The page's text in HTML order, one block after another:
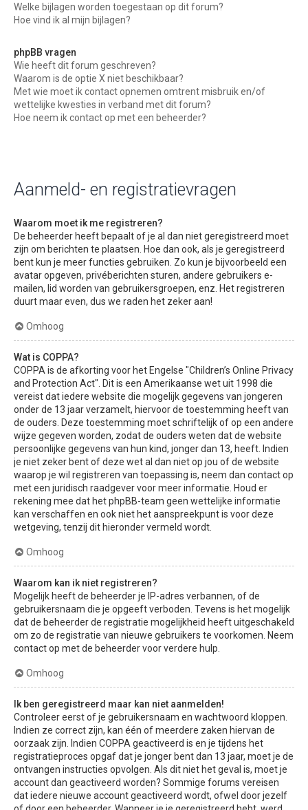
Welke bijlagen worden toegestaan op dit forum?
Hoe vind ik al mijn bijlagen?
phpBB vragen
Wie heeft dit forum geschreven?
Waarom is de optie X niet beschikbaar?
Met wie moet ik contact opnemen omtrent misbruik en/of
wettelijke kwesties in verband met dit forum?
Hoe neem ik contact op met een beheerder?
Aanmeld- en registratievragen
Waarom moet ik me registreren?
De beheerder heeft bepaalt of je al dan niet geregistreerd moet
zijn om berichten te plaatsen. Hoe dan ook, als je geregistreerd
bent kun je meer functies gebruiken. Zo kun je bijvoorbeeld een
avatar opgeven, privéberichten sturen, andere gebruikers e-
mailen, lid worden van gebruikersgroepen, enz. Het registreren
duurt maar even, dus we raden het zeker aan!
Omhoog
Wat is COPPA?
COPPA is de afkorting voor het Engelse "Children’s Online Privacy
and Protection Act". Dit is een Amerikaanse wet uit 1998 die
vereist dat iedere website die mogelijk gegevens van jongeren
onder de 13 jaar verzamelt, hiervoor de toestemming heeft van
de ouders. Deze toestemming moet schriftelijk of op een andere
wijze gegeven worden, zodat de ouders weten dat de website
persoonlijke gegevens van hun kind, jonger dan 13, heeft. Indien
je niet zeker bent of deze wet al dan niet op jou of de website
waarop je wil registreren van toepassing is, neem dan contact op
met een juridisch raadgever voor meer informatie. Houd er
rekening mee dat het phpBB-team geen wettelijke informatie
kan verschaffen en ook niet het aanspreekpunt is voor deze
wetgeving, tenzij dit hieronder vermeld wordt.
Omhoog
Waarom kan ik niet registreren?
Mogelijk heeft de beheerder je IP-adres verbannen, of de
gebruikersnaam die je opgeeft verboden. Tevens is het mogelijk
dat de beheerder de registratie mogelijkheid heeft uitgeschakeld
om zo de registratie van nieuwe gebruikers te voorkomen. Neem
contact op met de beheerder voor verdere hulp.
Omhoog
Ik ben geregistreerd maar kan niet aanmelden!
Controleer eerst of je gebruikersnaam en wachtwoord kloppen.
Indien ze correct zijn, kan één of meerdere zaken hiervan de
oorzaak zijn. Indien COPPA geactiveerd is en je tijdens het
registratieproces opgaf dat je jonger bent dan 13 jaar, moet je de
ontvangen instructies opvolgen. Als dit niet het geval is, moet je
account dan geactiveerd worden? Sommige forums vereisen
dat iedere nieuwe account geactiveerd wordt, ofwel door jezelf